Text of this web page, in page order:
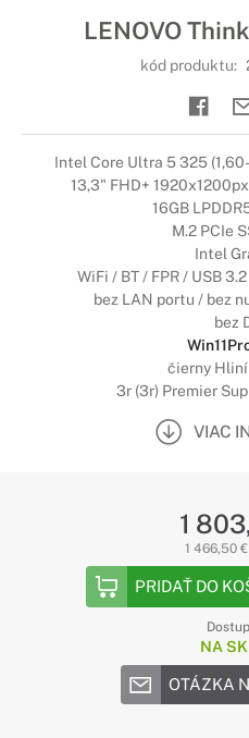
LENOVO
kód produktu:
Intel Core Ultra 5 325
13,3" FHD+
16GB
M.2 PCIe
Intel
WiFi / BT / FPR / USB
bez LAN portu / bez
bez
čierny
3r (3r) Premier
VIAC
1
1 466,50
PRIDAŤ DO
NA
OTÁZKA